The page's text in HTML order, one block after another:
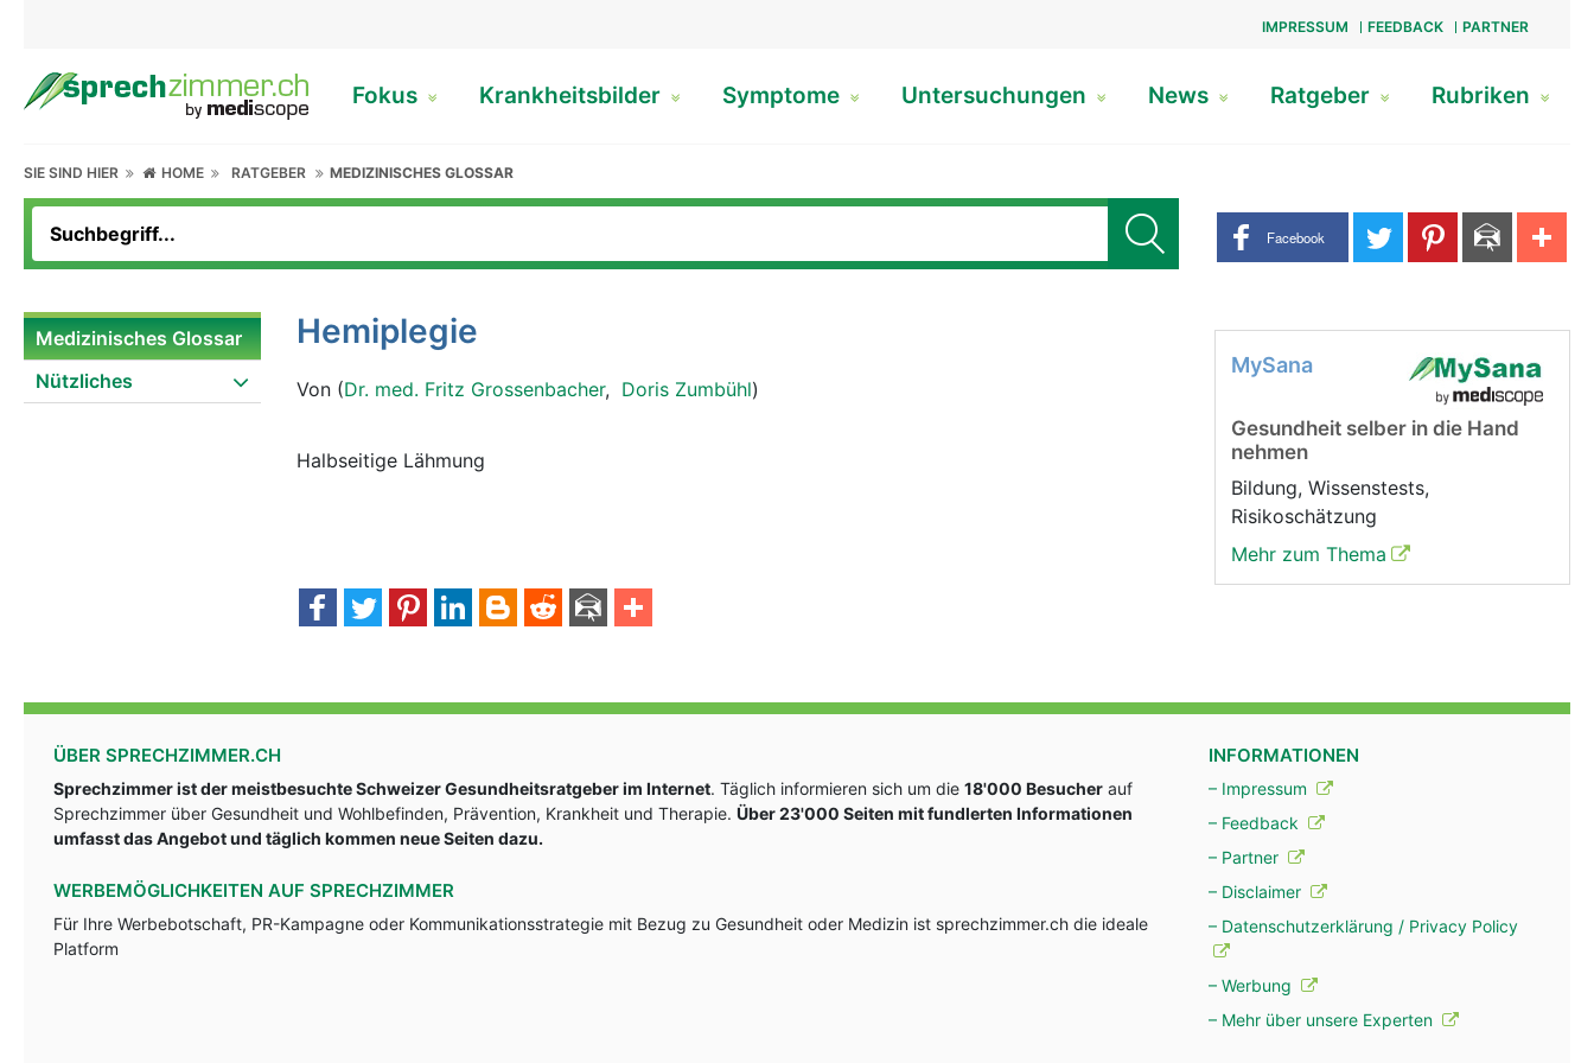
IMPRESSUM FEEDBACK PARTNER
Fokus Krankheitsbilder Symptome Untersuchungen News Ratgeber Rubriken
SIE SIND HIER HOME RATGEBER MEDIZINISCHES GLOSSAR
Share buttons
Facebook
Medizinisches Glossar
Nützliches
Hemiplegie
Von (Dr. med. Fritz Grossenbacher, Doris Zumbühl)
Halbseitige Lähmung
MySana
Gesundheit selber in die Hand
nehmen
Bildung, Wissenstests,
Risikoschätzung
Mehr zum Thema
ÜBER SPRECHZIMMER.CH
Sprechzimmer ist der meistbesuchte Schweizer Gesundheitsratgeber im Internet. Täglich informieren sich um die 18'000 Besucher auf
Sprechzimmer über Gesundheit und Wohlbefinden, Prävention, Krankheit und Therapie. Über 23'000 Seiten mit fundlerten Informationen
umfasst das Angebot und täglich kommen neue Seiten dazu.
WERBEMÖGLICHKEITEN AUF SPRECHZIMMER
Für Ihre Werbebotschaft, PR-Kampagne oder Kommunikationsstrategie mit Bezug zu Gesundheit oder Medizin ist sprechzimmer.ch die ideale
Platform
INFORMATIONEN
– Impressum
– Feedback
– Partner
– Disclaimer
– Datenschutzerklärung / Privacy Policy
– Werbung
– Mehr über unsere Experten